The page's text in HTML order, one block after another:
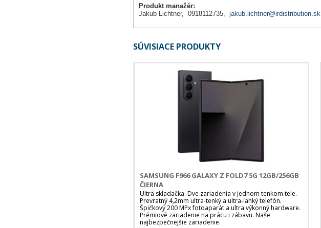
Produkt manažér:
Jakub Lichtner, 0918112735, jakub.lichtner@irdistribution.sk
SÚVISIACE PRODUKTY
SAMSUNG F966 GALAXY Z FOLD7 5G 12GB/256GB
ČIERNA
Ultra skladačka. Dve zariadenia v jednom tenkom tele.
Prevratný 4,2mm ultra-tenký a ultra-ľahký telefón.
Špičkový 200 MPx fotoaparát a ultra výkonný hardware.
Prémiové zariadenie na prácu i zábavu. Naše
najbezpečnejšie zariadenie.